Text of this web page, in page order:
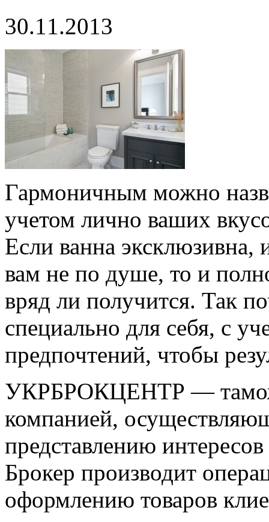
30.11.2013
Гармоничным можно
учетом лично ваших
Если ванна эксклюзивна,
вам не по душе, то и
вряд ли получится. Так
специально для себя, с
предпочтений, чтобы
УКРБРОКЦЕНТР —
компанией,
представлению
Брокер производит
оформлению товаров